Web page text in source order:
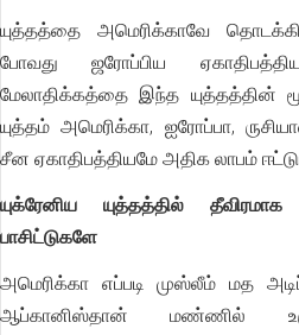
யுத்தத்தை அமெரிக்காவே
போவது ஜரோப்பிய
மேலாதிக்கத்தை இந்த யுத்தத்தின்
யுத்தம் அமெரிக்கா, ஐரோப்பா,
சீன ஏகாதிபத்தியமே அதிக லாபம்
யுக்ரேனிய யுத்தத்தில்
பாசிட்டுகளே
அமெரிக்கா எப்படி முஸ்லீம் மத
ஆப்கானிஸ்தான் மண்ணில்